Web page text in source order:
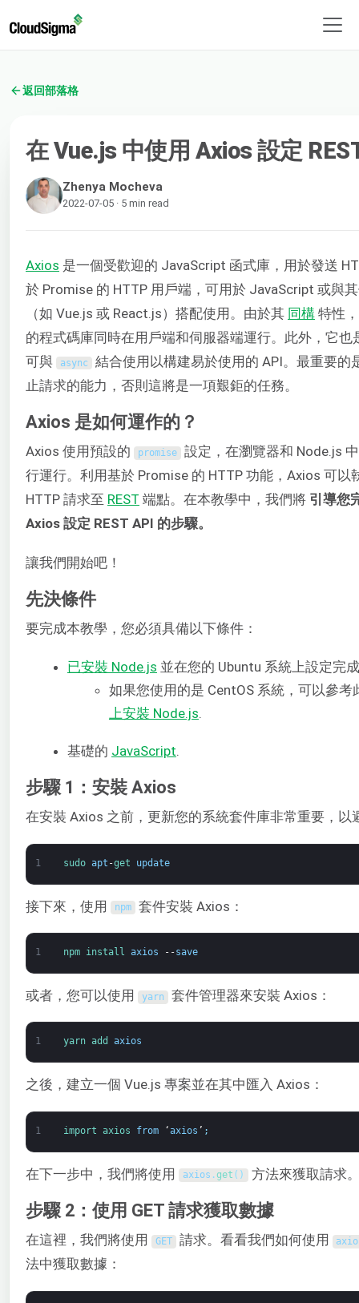
返回部落格
在 Vue.js 中使用 Axios 設定
Zhenya Mocheva
2022-07-05 · 5 min read
Axios 是一個受歡迎的 JavaScript 函式庫，用於發送
於 Promise 的 HTTP 用戶端，可用於 JavaScript 或與
（如 Vue.js 或 React.js）搭配使用。由於其 同構 特性
的程式碼庫同時在用戶端和伺服器端運行。此外，它也
可與
async 結合使用以構建易於使用的 API。最重要的
止請求的能力，否則這將是一項艱鉅的任務。
Axios 是如何運作的？
Axios 使用預設的 promise 設定，在瀏覽器和 Node.js
行運行。利用基於 Promise 的 HTTP 功能，Axios 可以
HTTP 請求至 REST 端點。在本教學中，我們將 引導您
Axios 設定 REST API 的步驟。
讓我們開始吧！
先決條件
要完成本教學，您必須具備以下條件：
已安裝 Node.js 並在您的 Ubuntu 系統上設定完
如果您使用的是 CentOS 系統，可以參
上安裝 Node.js
基礎的 JavaScript
步驟 1：安裝 Axios
在安裝 Axios 之前，更新您的系統套件庫非常重要，以
1 sudo apt -get update
接下來，使用 npm 套件安裝 Axios：
1 npm install axios --save
或者，您可以使用 yarn 套件管理器來安裝 Axios：
1 yarn add axios
之後，建立一個 Vue.js 專案並在其中匯入 Axios：
1 import axios from ‘axios ’ ;
在下一步中，我們將使用 axios .get ( ) 方法來獲取請求
步驟 2：使用 GET 請求獲取數據
在這裡，我們將使用 GET 請求。看看我們如何使用
法中獲取數據：